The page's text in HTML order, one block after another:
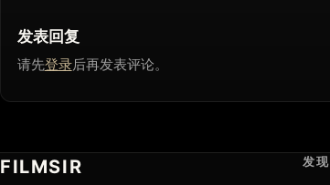
发表回复
请先登录后再发表评论。
FILMSIR 发现